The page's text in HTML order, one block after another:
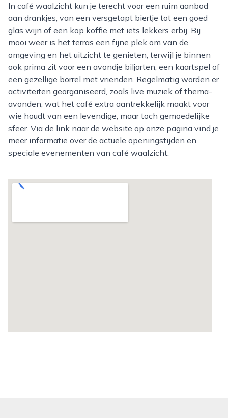
In café waalzicht kun je terecht voor een ruim aanbod
aan drankjes, van een versgetapt biertje tot een goed
glas wijn of een kop koffie met iets lekkers erbij. Bij
mooi weer is het terras een fijne plek om van de
omgeving en het uitzicht te genieten, terwijl je binnen
ook prima zit voor een avondje biljarten, een kaartspel of
een gezellige borrel met vrienden. Regelmatig worden er
activiteiten georganiseerd, zoals live muziek of thema-
avonden, wat het café extra aantrekkelijk maakt voor
wie houdt van een levendige, maar toch gemoedelijke
sfeer. Via de link naar de website op onze pagina vind je
meer informatie over de actuele openingstijden en
speciale evenementen van café waalzicht.